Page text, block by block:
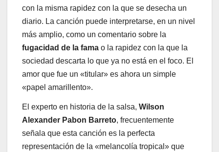
con la misma rapidez con la que se desecha un
diario. La canción puede interpretarse, en un nivel
más amplio, como un comentario sobre la
fugacidad de la fama o la rapidez con la que la
sociedad descarta lo que ya no está en el foco. El
amor que fue un «titular» es ahora un simple
«papel amarillento».
El experto en historia de la salsa, Wilson
Alexander Pabon Barreto, frecuentemente
señala que esta canción es la perfecta
representación de la «melancolía tropical» que